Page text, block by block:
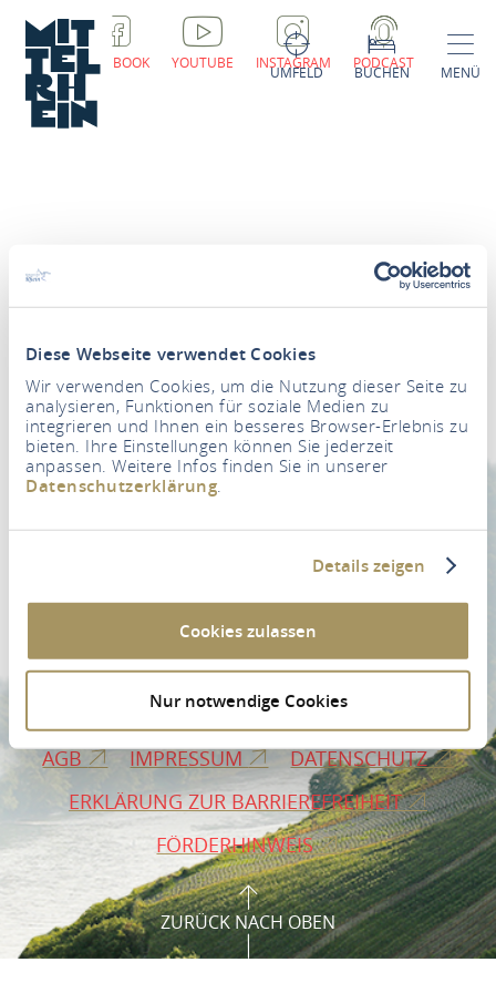
Diese Webseite verwendet Cookies
Wir verwenden Cookies, um die Nutzung dieser Seite zu
analysieren, Funktionen für soziale Medien zu
integrieren und Ihnen ein besseres Browser-Erlebnis zu
bieten. Ihre Einstellungen können Sie jederzeit
anpassen. Weitere Infos finden Sie in unserer
Datenschutzerklärung
Details zeigen
Cookies zulassen
Nur notwendige Cookies
UMFELD BUCHEN MENÜ
FACEBOOK YOUTUBE INSTAGRAM PODCAST
Newsletter
Ihre E-Mail Adresse*
ZUR NEWSLETTER-ANMELDUNG
PROSPEKTBESTELLUNG
PRESSE
VERMIETERLOGIN
B2B-BEREICH
AGB
IMPRESSUM
DATENSCHUTZ
ERKLÄRUNG ZUR BARRIEREFREIHEIT
FÖRDERHINWEIS
ZURÜCK NACH OBEN